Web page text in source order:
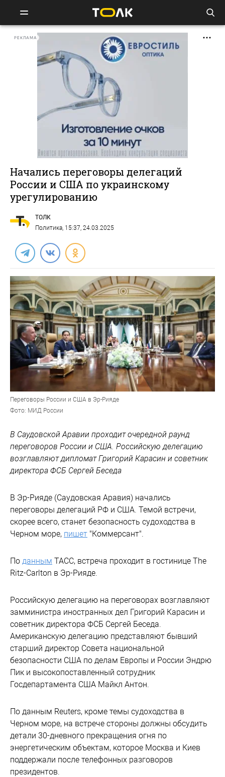
РЕКЛАМА
Начались переговоры делегаций
России и США по украинскому
урегулированию
ТОЛК
Политика, 15:37, 24.03.2025
Переговоры России и США в Эр-Рияде
Фото: МИД России
В Саудовской Аравии проходит очередной раунд
переговоров России и США. Российскую делегацию
возглавляют дипломат Григорий Карасин и советник
директора ФСБ Сергей Беседа
В Эр-Рияде (Саудовская Аравия) начались
переговоры делегаций РФ и США. Темой встречи,
скорее всего, станет безопасность судоходства в
Черном море, пишет "Коммерсант".
По данным ТАСС, встреча проходит в гостинице The
Ritz-Carlton в Эр-Рияде.
Российскую делегацию на переговорах возглавляют
замминистра иностранных дел Григорий Карасин и
советник директора ФСБ Сергей Беседа.
Американскую делегацию представляют бывший
старший директор Совета национальной
безопасности США по делам Европы и России Эндрю
Пик и высокопоставленный сотрудник
Госдепартамента США Майкл Антон.
По данным Reuters, кроме темы судоходства в
Черном море, на встрече стороны должны обсудить
детали 30-дневного прекращения огня по
энергетическим объектам, которое Москва и Киев
поддержали после телефонных разговоров
президентов.